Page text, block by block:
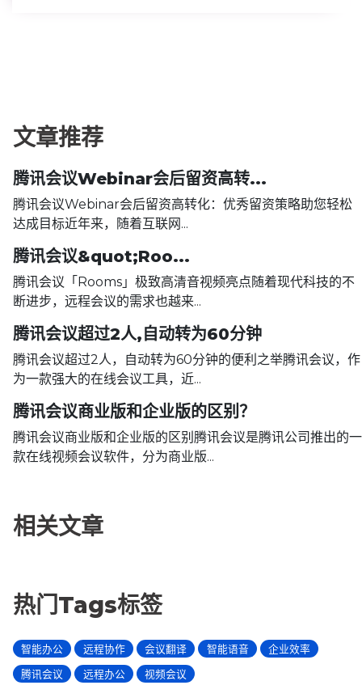
文章推荐
腾讯会议Webinar会后留资高转...
腾讯会议Webinar会后留资高转化：优秀留资策略助您轻松
达成目标近年来，随着互联网...
腾讯会议&quot;Roo...
腾讯会议「Rooms」极致高清音视频亮点随着现代科技的不
断进步，远程会议的需求也越来...
腾讯会议超过2人,自动转为60分钟
腾讯会议超过2人，自动转为60分钟的便利之举腾讯会议，作
为一款强大的在线会议工具，近...
腾讯会议商业版和企业版的区别？
腾讯会议商业版和企业版的区别腾讯会议是腾讯公司推出的一
款在线视频会议软件，分为商业版...
相关文章
热门Tags标签
智能办公 远程协作 会议翻译 智能语音 企业效率
腾讯会议 远程办公 视频会议